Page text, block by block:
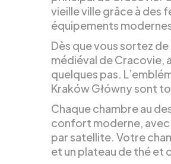
vieille ville grâce à des
équipements
Dès que vous sortez
médiéval de Cracovie,
quelques pas.
Kraków Główny sont
Chaque chambre au
confort moderne,
par satellite. Votre
et un plateau de thé et